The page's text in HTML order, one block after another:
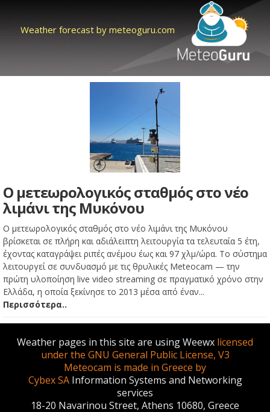
Weather forecast by meteoguru.com
Ο μετεωρολογικός σταθμός στο νέο
λιμάνι της Μυκόνου
Ο μετεωρολογικός σταθμός στο νέο λιμάνι της Μυκόνου
βρίσκεται σε πλήρη και αδιάλειπτη λειτουργία τα τελευταία 5 έτη,
έχοντας καταγράψει ριπές ανέμου έως και 97 χλμ/ώρα. Το σύστημα
λειτουργεί σε συνδυασμό με τις θρυλικές Meteocam — την
πρώτη υλοποίηση live video streaming σε πραγματικό χρόνο στην
Ελλάδα, η οποία ξεκίνησε το 2013 μέσα από έναν...
Περισσότερα..
Weather pages in this site are using Weewx licensed
under the GNU General Public License, V3
Meteocam is made in Greece by
Cybex SAInformation Systems and Networking
services
18-20 Navarinou Street, Athens 10680, Greece